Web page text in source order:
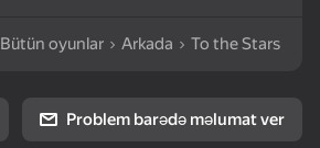
38
66
Bütün oyunlar Arkada To the Stars
Problem barədə məlumat ver